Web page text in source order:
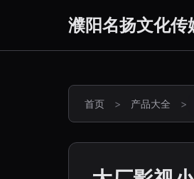
濮阳名扬文化传
首页 > 产品大全 >